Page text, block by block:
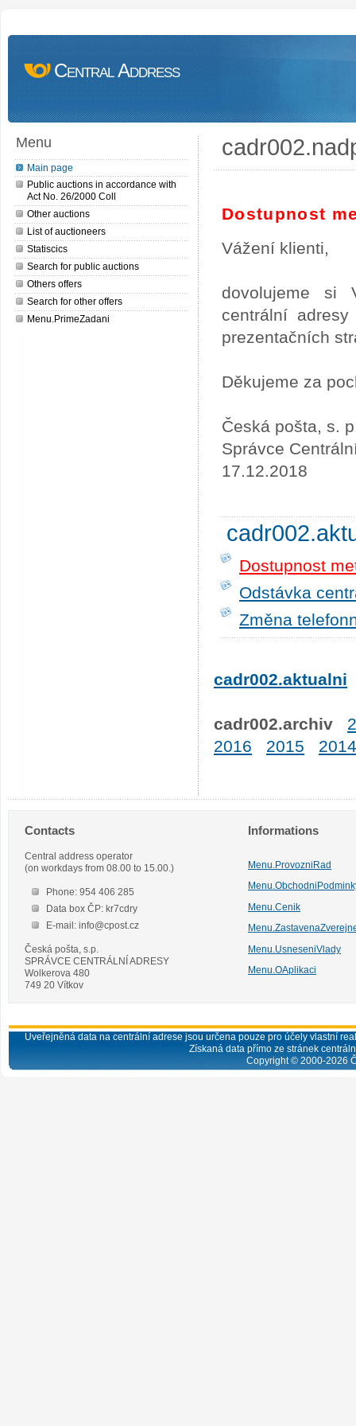
Central Address
Menu
Main page
Public auctions in accordance with
Act No. 26/2000 Coll
Other auctions
List of auctioneers
Statiscics
Search for public auctions
Others offers
Search for other offers
Menu.PrimeZadani
Dostupnost
Vážení klienti,
dovolujeme si
centrální
prezentačních
Děkujeme za
Česká pošta, s.
Správce
17.12.2018
Dostupnost
Odstávka
Změna
cadr002.aktualni
cadr002.archiv
2016
2015 2014
Contacts
Central address operator
(on workdays from 08.00 to 15.00.)
Phone: 954 406 285
Data box ČP: kr7cdry
E-mail: info@cpost.cz
Česká pošta, s.p.
SPRÁVCE CENTRÁLNÍ ADRESY
Wolkerova 480
749 20 Vítkov
Informations
Menu.ProvozniRad
Menu.Cenik
Menu.UsneseniVlady
Menu.OAplikaci
Uveřejněná data na centrální adrese jsou určena pouze pro účely vlastní
Získaná data přímo ze stránek
Copyright © 2000-2026